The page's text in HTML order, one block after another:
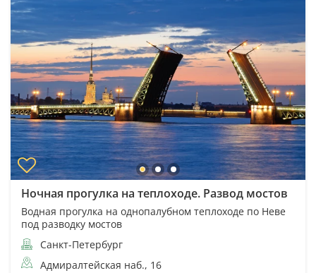
Ночная прогулка на теплоходе. Развод мостов
Водная прогулка на однопалубном теплоходе по Неве
под разводку мостов
Санкт-Петербург
Адмиралтейская наб., 16